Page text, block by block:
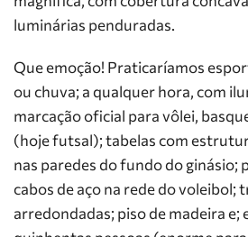
luminárias penduradas.
Que emoção! Praticaríamos
ou chuva; a qualquer hora, com
marcação oficial para vôlei,
(hoje futsal); tabelas com
nas paredes do fundo do ginásio;
cabos de aço na rede do voleibol;
arredondadas; piso de madeira e;